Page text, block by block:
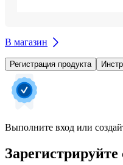
В магазин
Регистрация продукта
Выполните вход или